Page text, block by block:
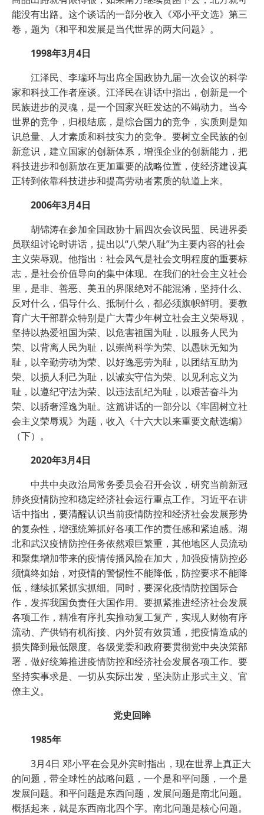
能没有出路。这个谈话的一部分收入《邓小平文选》第三
卷，题为《和平和发展是当代世界的两大问题》。
1998年3月4日
江泽民、李瑞环与出席全国政协九届一次会议的科学
家和科技工作者座谈。江泽民在讲话中指出，创新是一个
民族进步的灵魂，是一个国家兴旺发达的不竭动力。当今
世界的竞争，归根结底，是综合国力的竞争，实质则是知
识总量、人才素质和科技实力的竞争。要树立全民族的创
新意识，建立国家的创新体系，增强企业的创新能力，把
科技进步和创新放在更加重要的战略位置，使经济建设真
正转到依靠科技进步和提高劳动者素质的轨道上来。
2006年3月4日
胡锦涛在参加全国政协十届四次会议民盟、民进界委
员联组讨论时讲话，提出以“八荣八耻”为主要内容的社会
主义荣辱观。他指出：社会风气是社会文明程度的重要标
志，是社会价值导向的集中体现。在我们的社会主义社会
里，是非、善恶、美丑的界限绝对不能混淆，坚持什么、
反对什么，倡导什么、抵制什么，都必须旗帜鲜明。要教
育广大干部群众特别是广大青少年树立社会主义荣辱观，
坚持以热爱祖国为荣、以危害祖国为耻，以服务人民为
荣、以背离人民为耻，以崇尚科学为荣、以愚昧无知为
耻，以辛勤劳动为荣、以好逸恶劳为耻，以团结互助为
荣、以损人利己为耻，以诚实守信为荣、以见利忘义为
耻，以遵纪守法为荣、以违法乱纪为耻，以艰苦奋斗为
荣、以骄奢淫逸为耻。这篇讲话的一部分以《牢固树立社
会主义荣辱观》为题，收入《十六大以来重要文献选编》
（下）。
2020年3月4日
中共中央政治局常务委员会召开会议，研究当前新冠
肺炎疫情防控和稳定经济社会运行重点工作。习近平在讲
话中指出，要清醒认识当前疫情防控和经济社会发展形势
的复杂性，增强统筹抓好各项工作的责任感和紧迫感。湖
北和武汉疫情防控任务依然艰巨繁重，其他地区人员流动
和聚集增加带来的疫情传播风险在加大，加强疫情防控必
须慎终如始，对疫情的警惕性不能降低，防控要求不能降
低，继续抓紧抓实抓细。同时，要深化疫情防控国际合
作，发挥我国负责任大国作用。要抓紧推进经济社会发展
各项工作，精准有序扎实推动复工复产，实现人财物有序
流动、产供销有机衔接、内外贸有效贯通，把疫情造成的
损失降到最低限度。各级党委和政府要贯彻党中央决策部
署，做好统筹推进疫情防控和经济社会发展各项工作。要
坚持实事求是、一切从实际出发，坚决防止形式主义、官
僚主义。
党史回眸
1985年
3月4日 邓小平在会见外宾时指出，现在世界上真正大
的问题，带全球性的战略问题，一个是和平问题，一个是
发展问题。和平问题是东西问题，发展问题是南北问题。
概括起来，就是东西南北四个字。南北问题是核心问题。